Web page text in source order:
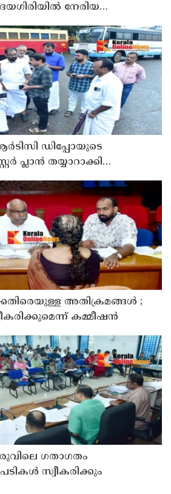
നേരിയ
ഡിപ്പോയുടെ
പ്ലാൻ തയ്യാറാക്കി
അതിക്രമങ്ങൾ ;
കമ്മീഷൻ
ഗതാഗതം
സ്വീകരിക്കും